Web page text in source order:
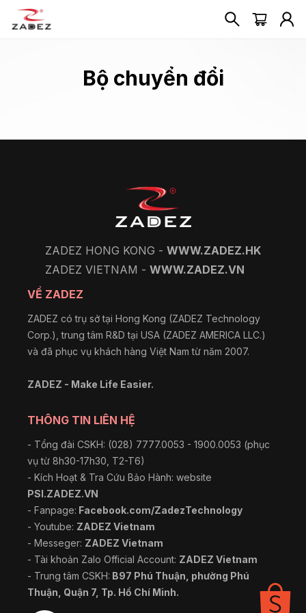
Bộ chuyển đổi
ZADEZ HONG KONG - WWW.ZADEZ.HK
ZADEZ VIETNAM - WWW.ZADEZ.VN
VỀ ZADEZ
ZADEZ có trụ sở tại Hong Kong (ZADEZ Technology
Corp.), trung tâm R&D tại USA (ZADEZ AMERICA LLC.)
và đã phục vụ khách hàng Việt Nam từ năm 2007.
ZADEZ - Make Life Easier.
THÔNG TIN LIÊN HỆ
- Tổng đài CSKH: (028) 7777.0053 - 1900.0053 (phục
vụ từ 8h30-17h30, T2-T6)
- Kích Hoạt & Tra Cứu Bảo Hành: website
PSI.ZADEZ.VN
- Fanpage: Facebook.com/ZadezTechnology
- Youtube: ZADEZ Vietnam
- Messeger: ZADEZ Vietnam
- Tài khoản Zalo Official Account: ZADEZ Vietnam
- Trung tâm CSKH: B97 Phú Thuận, phường Phú
Thuận, Quận 7, Tp. Hồ Chí Minh.